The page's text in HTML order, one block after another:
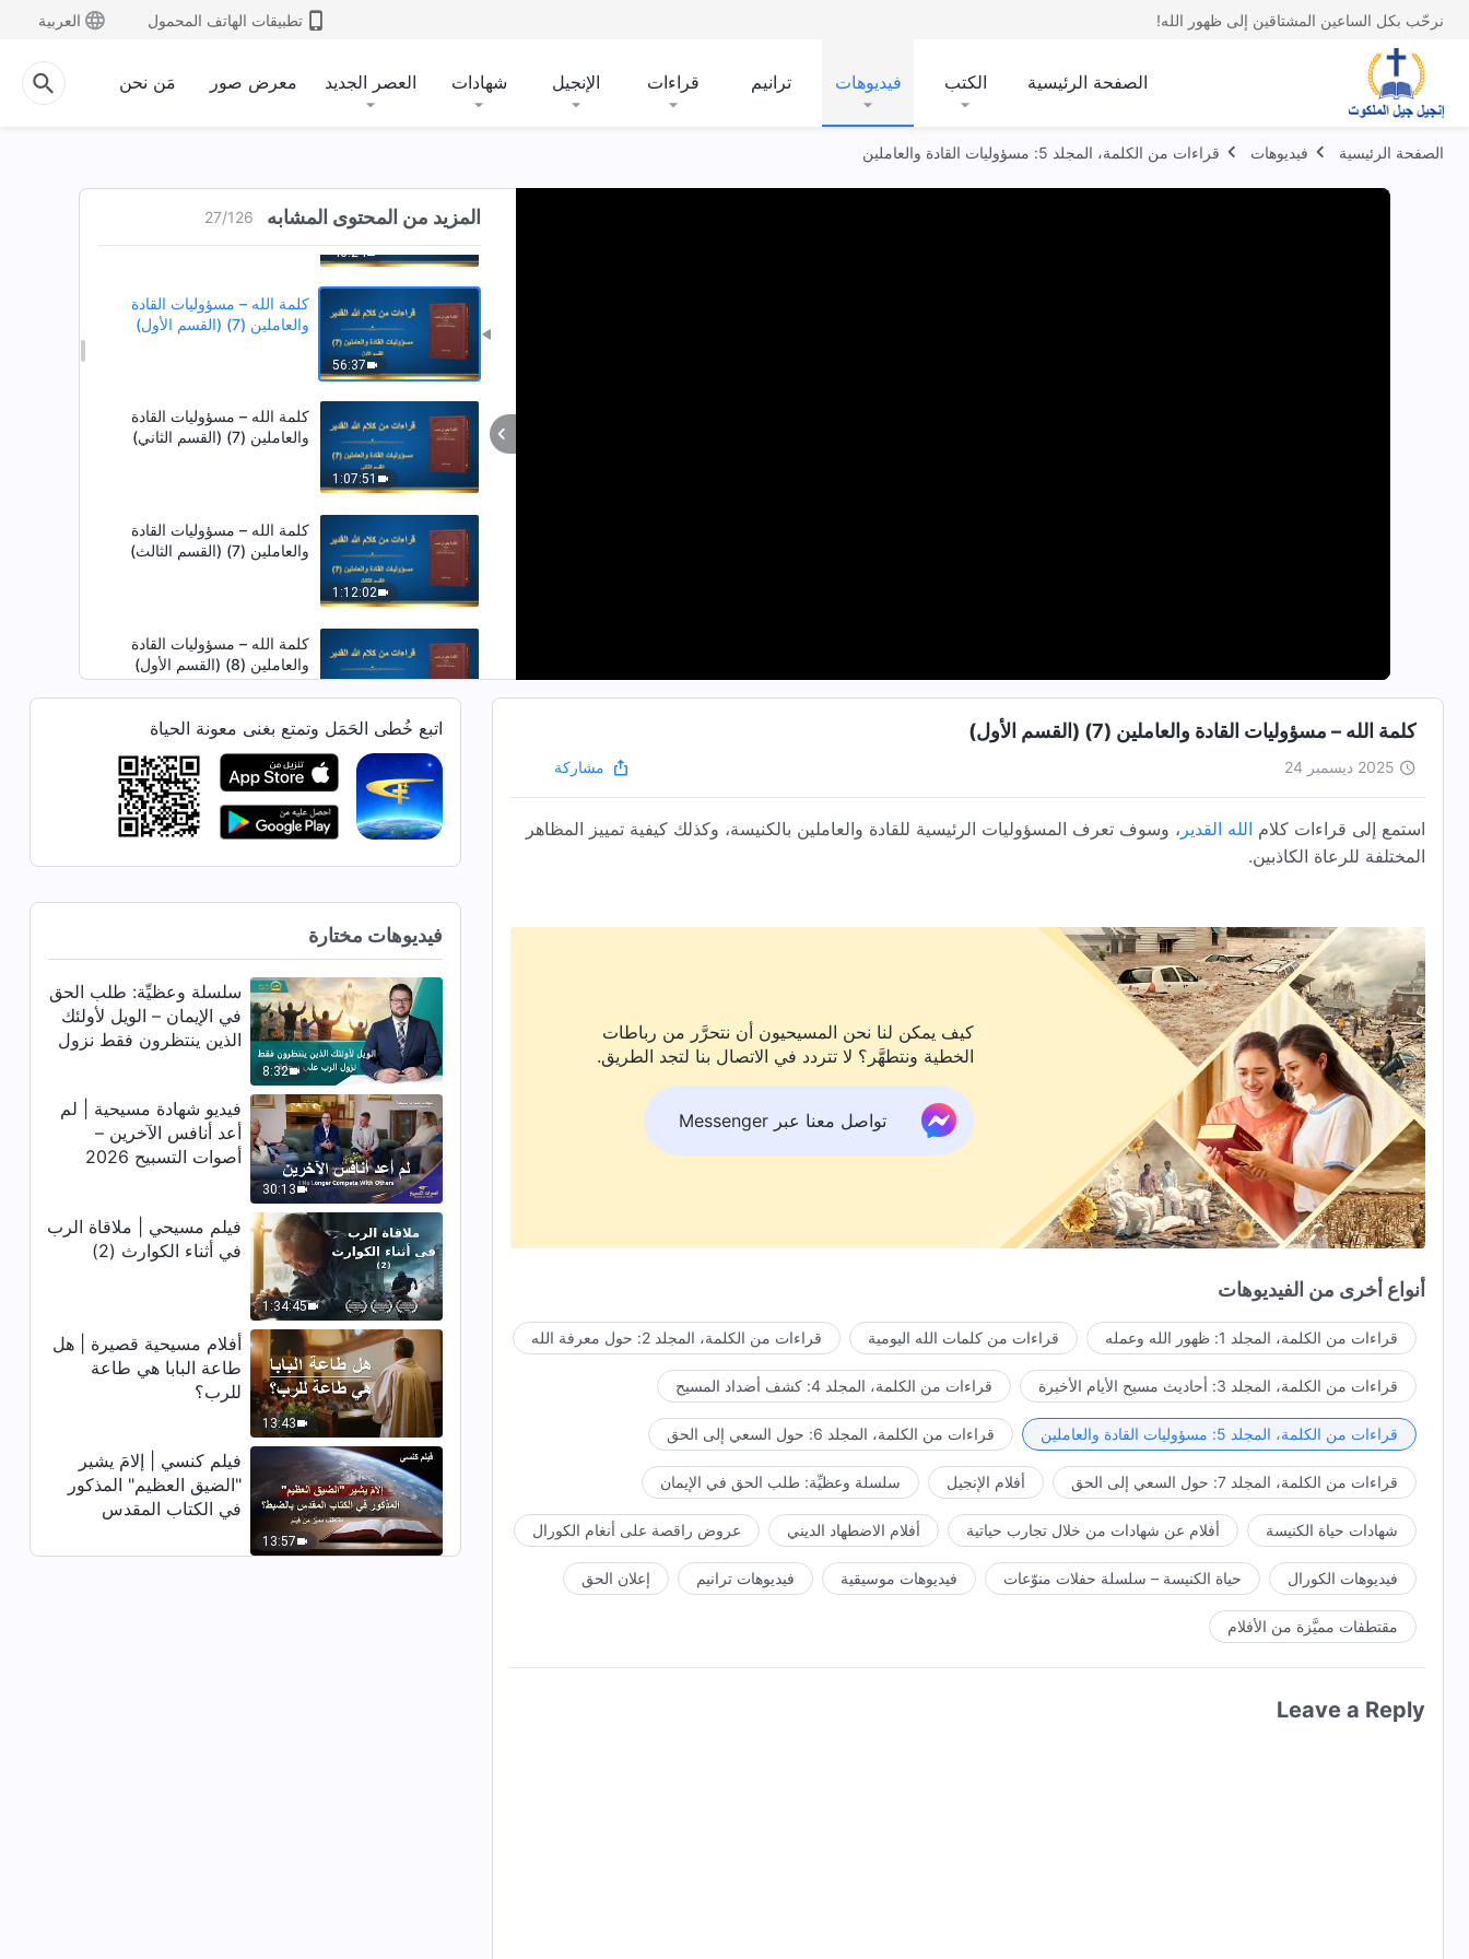
نرحّب بكل الساعين المشتاقين إلى ظهور الله! تطبيقات الهاتف المحمول العربية
الصفحة الرئيسية الكتب فيديوهات ترانيم قراءات الإنجيل شهادات العصر الجديد معرض صور مَن نحن
الصفحة الرئيسية فيديوهات قراءات من الكلمة، المجلد 5: مسؤوليات القادة والعاملين
المزيد من المحتوى المشابه 27/126
كلمة الله – مسؤوليات القادة
والعاملين (6) (القسم الثالث)
46:24
كلمة الله – مسؤوليات القادة
والعاملين (6) (القسم الرابع)
56:37
كلمة الله – مسؤوليات القادة
والعاملين (7) (القسم الأول)
1:07:51
كلمة الله – مسؤوليات القادة
والعاملين (7) (القسم الثاني)
1:12:02
كلمة الله – مسؤوليات القادة
والعاملين (7) (القسم الثالث)
كلمة الله – مسؤوليات القادة
والعاملين (8) (القسم الأول)
48:59
كلمة الله – مسؤوليات القادة
والعاملين (8) (القسم الثاني)
58:01
كلمة الله – مسؤوليات القادة
56:46
كلمة الله – مسؤوليات القادة
والعاملين (8) (القسم الرابع)
1:00:03
كلمة الله – مسؤوليات القادة
والعاملين (8) (القسم الخامس)
48:27
كلمة الله – مسؤوليات القادة
والعاملين (9) (القسم الأول)
57:54
كلمة الله – مسؤوليات القادة
والعاملين (9) (القسم الثاني)
58:19
كلمة الله – مسؤوليات القادة
والعاملين (9) (القسم الثالث)
كلمة الله – مسؤوليات القادة
كلمة الله – مسؤوليات القادة والعاملين (7) (القسم الأول)
2025 ديسمبر 24 مشاركة
استمع إلى قراءات كلام الله القدير ، وسوف تعرف المسؤوليات الرئيسية للقادة والعاملين بالكنيسة، وكذلك كيفية تمييز المظاهر
المختلفة للرعاة الكاذبين.
كيف يمكن لنا نحن المسيحيون أن نتحرَّر من رباطات
الخطية ونتطهَّر؟ لا تتردد في الاتصال بنا لتجد الطريق.
تواصل معنا عبر Messenger
أنواع أخرى من الفيديوهات
قراءات من الكلمة، المجلد 1: ظهور الله وعمله قراءات من كلمات الله اليومية قراءات من الكلمة، المجلد 2: حول معرفة الله
قراءات من الكلمة، المجلد 3: أحاديث مسيح الأيام الأخيرة قراءات من الكلمة، المجلد 4: كشف أضداد المسيح
قراءات من الكلمة، المجلد 5: مسؤوليات القادة والعاملين قراءات من الكلمة، المجلد 6: حول السعي إلى الحق
قراءات من الكلمة، المجلد 7: حول السعي إلى الحق أفلام الإنجيل سلسلة وعظيِّة: طلب الحق في الإيمان
شهادات حياة الكنيسة أفلام عن شهادات من خلال تجارب حياتية أفلام الاضطهاد الديني عروض راقصة على أنغام الكورال
فيديوهات الكورال حياة الكنيسة – سلسلة حفلات منوّعات فيديوهات موسيقية فيديوهات ترانيم إعلان الحق
مقتطفات مميَّزة من الأفلام
Leave a Reply
اتبع خُطى الحَمَل وتمتع بغنى معونة الحياة
فيديوهات مختارة
8:32
سلسلة وعظيِّة: طلب الحق
في الإيمان – الويل لأولئك
الذين ينتظرون فقط نزول
30:13
فيديو شهادة مسيحية | لم
أعد أنافس الآخرين –
أصوات التسبيح 2026
1:34:45
فيلم مسيحي | ملاقاة الرب
في أثناء الكوارث (2)
13:43
أفلام مسيحية قصيرة | هل
طاعة البابا هي طاعة
للرب؟
13:57
فيلم كنسي | إلامَ يشير
"الضيق العظيم" المذكور
في الكتاب المقدس
من فيلم)